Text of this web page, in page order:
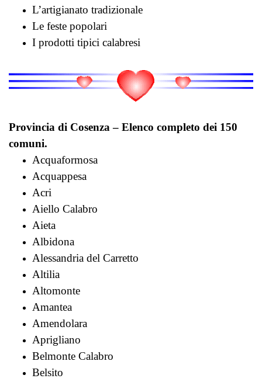
L’artigianato tradizionale
Le feste popolari
I prodotti tipici calabresi
Provincia di Cosenza – Elenco completo dei 150
comuni.
Acquaformosa
Acquappesa
Acri
Aiello Calabro
Aieta
Albidona
Alessandria del Carretto
Altilia
Altomonte
Amantea
Amendolara
Aprigliano
Belmonte Calabro
Belsito